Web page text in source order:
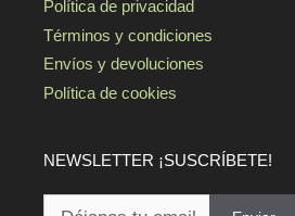
Política de privacidad
Términos y condiciones
Envíos y devoluciones
Política de cookies
NEWSLETTER ¡SUSCRÍBETE!